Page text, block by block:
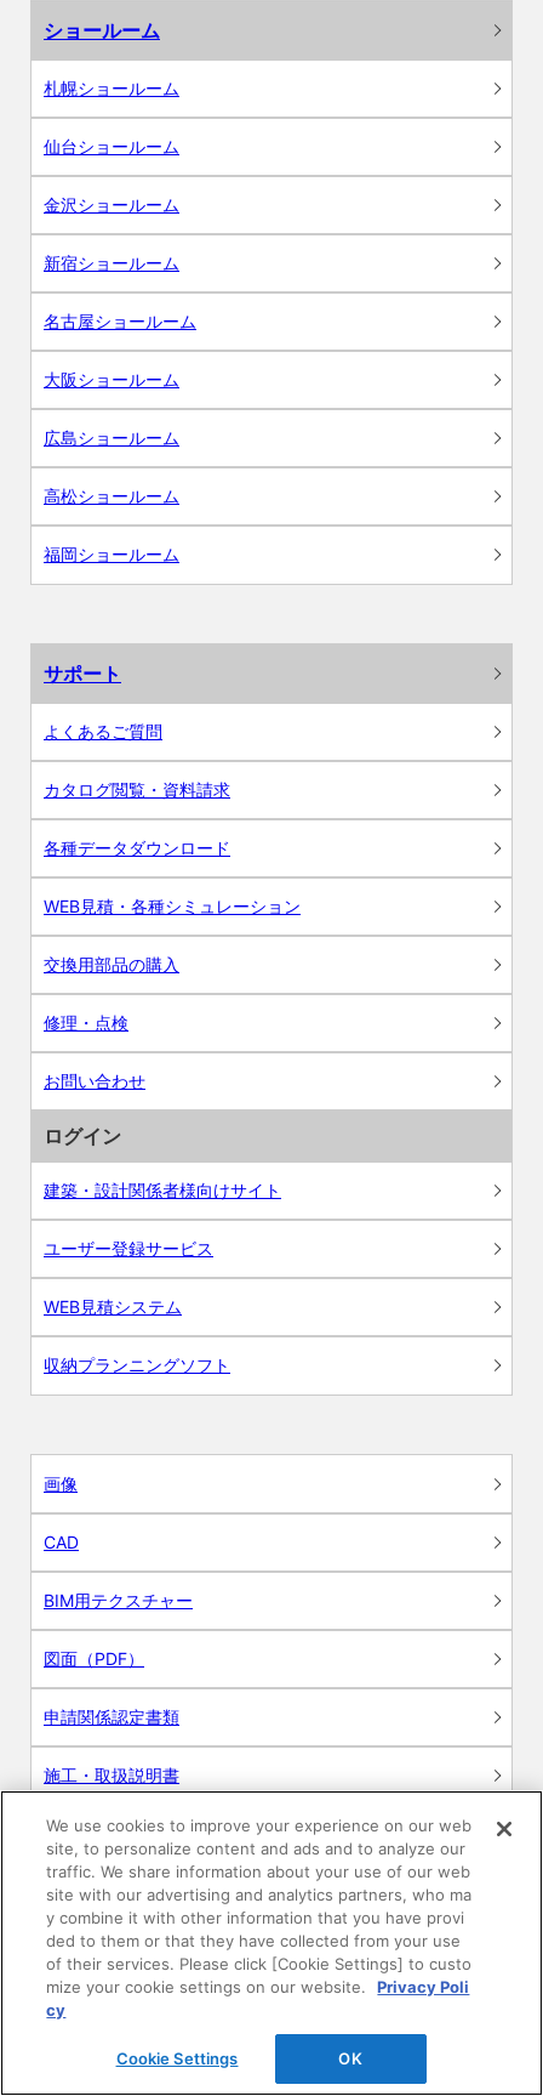
ショールーム
札幌ショールーム
仙台ショールーム
金沢ショールーム
新宿ショールーム
名古屋ショールーム
大阪ショールーム
広島ショールーム
高松ショールーム
福岡ショールーム
サポート
よくあるご質問
カタログ閲覧・資料請求
各種データダウンロード
WEB見積・各種シミュレーション
交換用部品の購入
修理・点検
お問い合わせ
ログイン
建築・設計関係者様向けサイト
ユーザー登録サービス
WEB見積システム
収納プランニングソフト
画像
CAD
BIM用テクスチャー
図面（PDF）
申請関係認定書類
施工・取扱説明書
動画
シミュレーションツール
24時間換気システム〈エアスマート〉
簡易設計見積ソフト
R&Dセンター環境測定・分析サービス
商品マスター申し込み
We use cookies to improve your experience on our web
site, to personalize content and ads and to analyze our
traffic. We share information about your use of our web
site with our advertising and analytics partners, who ma
y combine it with other information that you have provi
ded to them or that they have collected from your use
of their services. Please click [Cookie Settings] to custo
mize your cookie settings on our website.
Privacy Poli
cy
Cookie Settings OK